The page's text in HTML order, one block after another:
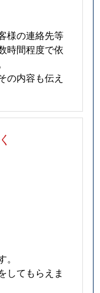
様の連絡先等
時間程度で依
の内容も伝え
してもらえま